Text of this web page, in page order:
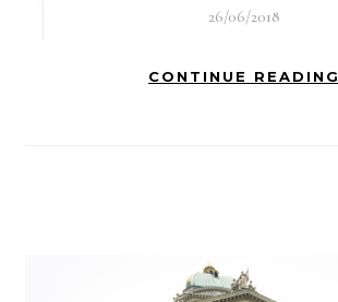
26/06/2018
CONTINUE READING